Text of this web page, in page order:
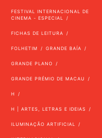
FESTIVAL INTERNACIONAL DE
CINEMA - ESPECIAL
FICHAS DE LEITURA
FOLHETIM GRANDE BAÍA
GRANDE PLANO
GRANDE PRÉMIO DE MACAU
H
H | ARTES, LETRAS E IDEIAS
ILUMINAÇÃO ARTIFICIAL